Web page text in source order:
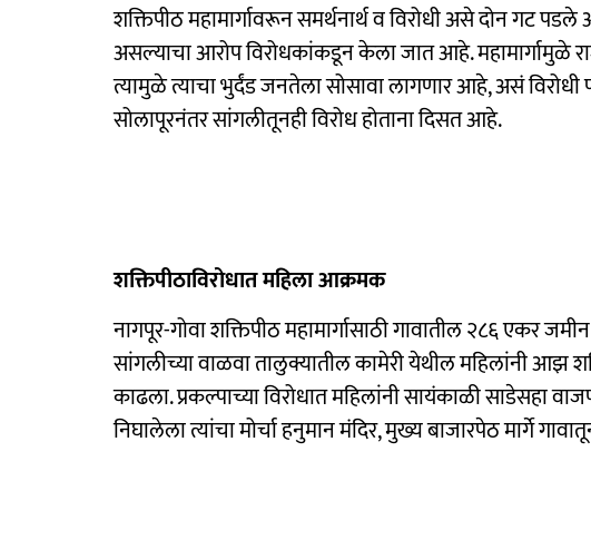
शक्तिपीठ महामार्गावरून समर्थनार्थ व विरोधी असे दोन गट
असल्याचा आरोप विरोधकांकडून केला जात आहे. महामार्गामुळे
त्यामुळे त्याचा भुर्दंड जनतेला सोसावा लागणार आहे, असं विरोधी
सोलापूरनंतर सांगलीतूनही विरोध होताना दिसत आहे.
शक्तिपीठाविरोधात महिला आक्रमक
नागपूर-गोवा शक्तिपीठ महामार्गासाठी गावातील २८६ एकर
सांगलीच्या वाळवा तालुक्यातील कामेरी येथील महिलांनी आझ
काढला. प्रकल्पाच्या विरोधात महिलांनी सायंकाळी साडेसहा
निघालेला त्यांचा मोर्चा हनुमान मंदिर, मुख्य बाजारपेठ मार्गे